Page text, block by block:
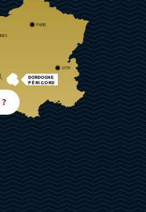
DORDOGNE
PÉRIGORD
PARIS
LYON